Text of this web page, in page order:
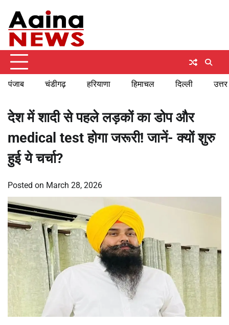
content
पंजाब चंडीगढ़ हरियाणा हिमाचल दिल्ली
देश में शादी से पहले लड़कों का डोप और
medical test होगा जरूरी! जानें- क्यों शुरु
हुई ये चर्चा?
Posted on March 28, 2026